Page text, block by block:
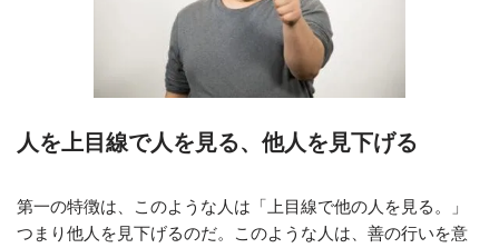
人を上目線で人を見る、他人を見下げる
第一の特徴は、このような人は「上目線で他の人を見る。」
つまり他人を見下げるのだ。このような人は、善の行いを意